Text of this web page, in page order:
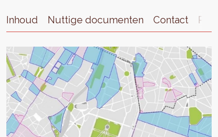
Inhoud Nuttige documenten Contact